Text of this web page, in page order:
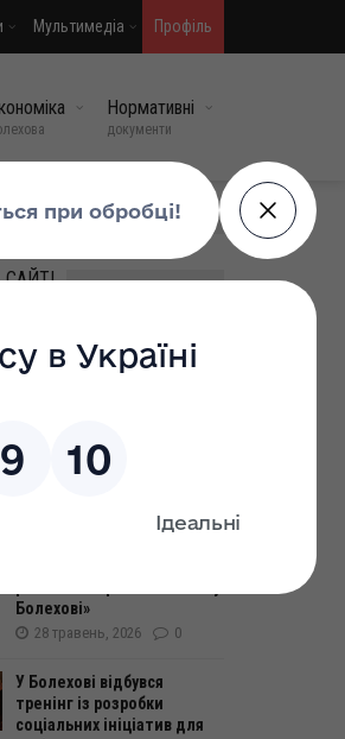
Мультимедіа Профіль
Нормативні
документи
та лікарняний – що
ставити у табелі
Болехові»
28 травень, 2026 0
У Болехові відбувся
тренінг із розробки
соціальних ініціатив для